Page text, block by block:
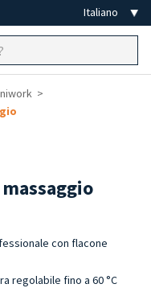
con flacone
regolabile fino a 60 °C